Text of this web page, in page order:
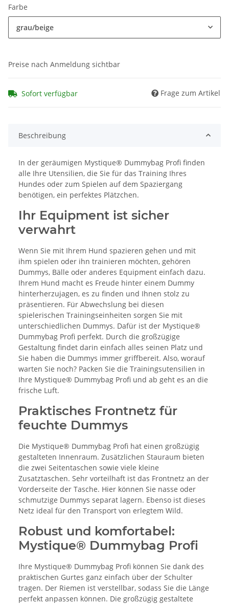
Farbe
grau/beige
Preise nach Anmeldung sichtbar
Sofort verfügbar Frage zum Artikel
Beschreibung
In der geräumigen Mystique® Dummybag Profi finden
alle Ihre Utensilien, die Sie für das Training Ihres
Hundes oder zum Spielen auf dem Spaziergang
benötigen, ein perfektes Plätzchen.
Ihr Equipment ist sicher
verwahrt
Wenn Sie mit Ihrem Hund spazieren gehen und mit
ihm spielen oder ihn trainieren möchten, gehören
Dummys, Bälle oder anderes Equipment einfach dazu.
Ihrem Hund macht es Freude hinter einem Dummy
hinterherzujagen, es zu finden und Ihnen stolz zu
präsentieren. Für Abwechslung bei diesen
spielerischen Trainingseinheiten sorgen Sie mit
unterschiedlichen Dummys. Dafür ist der Mystique®
Dummybag Profi perfekt. Durch die großzügige
Gestaltung findet darin einfach alles seinen Platz und
Sie haben die Dummys immer griffbereit. Also, worauf
warten Sie noch? Packen Sie die Trainingsutensilien in
Ihre Mystique® Dummybag Profi und ab geht es an die
frische Luft.
Praktisches Frontnetz für
feuchte Dummys
Die Mystique® Dummybag Profi hat einen großzügig
gestalteten Innenraum. Zusätzlichen Stauraum bieten
die zwei Seitentaschen sowie viele kleine
Zusatztaschen. Sehr vorteilhaft ist das Frontnetz an der
Vorderseite der Tasche. Hier können Sie nasse oder
schmutzige Dummys separat lagern. Ebenso ist dieses
Netz ideal für den Transport von erlegtem Wild.
Robust und komfortabel:
Mystique® Dummybag Profi
Ihre Mystique® Dummybag Profi können Sie dank des
praktischen Gurtes ganz einfach über der Schulter
tragen. Der Riemen ist verstellbar, sodass Sie die Länge
perfekt anpassen können. Die großzügig gestaltete